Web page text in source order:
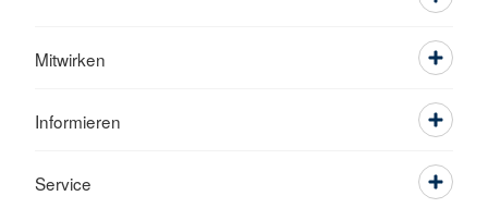
Mitwirken
Informieren
Service